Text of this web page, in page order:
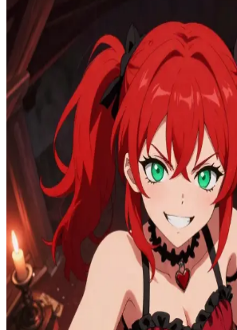
红公主